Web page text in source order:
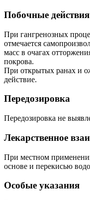
Побочные действия
При гангренозных
отмечается
масс в очагах
покрова.
При открытых ранах и
действие.
Передозировка
Передозировка не
Лекарственное
При местном
основе и перекисью
Особые указания